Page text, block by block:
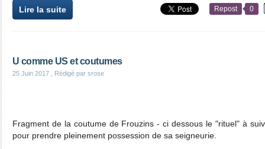
Lire la suite Repost 0
U comme US et coutumes
25 Juin 2017 , Rédigé par srose
Fragment de la coutume de Frouzins - ci dessous le "rituel" à
pour prendre pleinement possession de sa seigneurie.